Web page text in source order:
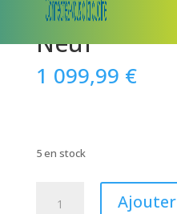
Ordinateur
Neuf
1 099,99 €
5 en stock